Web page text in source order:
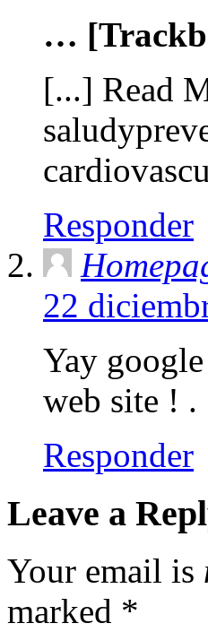
…
[...] Read
Responder
22
Yay
web site ! .
Responder
Leave a
Your email is
marked *